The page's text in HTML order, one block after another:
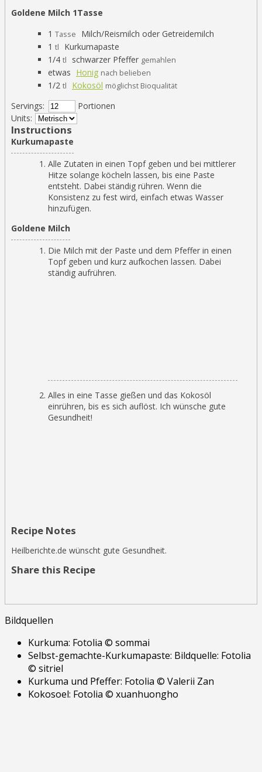
Goldene Milch 1Tasse
1 Tasse
Milch/Reismilch oder Getreidemilch
1 tl
Kurkumapaste
1/4 tl schwarzer Pfeffer gemahlen
etwas Honig nach belieben
1/2 tl Kokosöl möglichst Bioqualität
Servings:
Portionen
Units:
Instructions
Kurkumapaste
Alle Zutaten in einen Topf geben und bei mittlerer
Hitze solange köcheln lassen, bis eine Paste
entsteht. Dabei ständig rühren. Wenn die
Konsistenz zu fest wird, einfach etwas Wasser
hinzufügen.
Goldene Milch
Die Milch mit der Paste und dem Pfeffer in einen
Topf geben und kurz aufkochen lassen. Dabei
ständig aufrühren.
Alles in eine Tasse gießen und das Kokosöl
einrühren, bis es sich auflöst. Ich wünsche gute
Gesundheit!
Recipe Notes
Heilberichte.de wünscht gute Gesundheit.
Share this Recipe
Bildquellen
Kurkuma: Fotolia © sommai
Selbst-gemachte-Kurkumapaste: Bildquelle: Fotolia
© sitriel
Kurkuma und Pfeffer: Fotolia © Valerii Zan
Kokosoel: Fotolia © xuanhuongho